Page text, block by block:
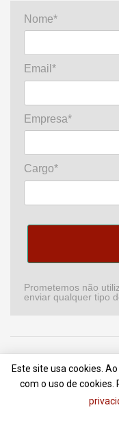
Nome*
Email*
Empresa*
Cargo*
Prometemos não
enviar qualquer tipo
Home Podcast
Anuncie
Contato
Portal da
Este site usa cookies.
com o uso de cookies.